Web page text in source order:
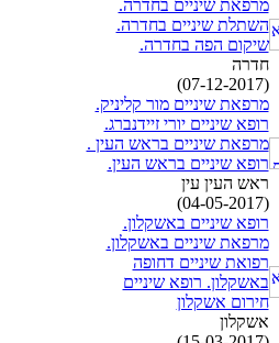
מרפאת שיניים בחדרה.
השתלת שיניים בחדרה.
שיקום הפה בחדרה.
חדרה
(07-12-2017)
מרפאת שיניים מור קליניק.
רופא שיניים יורי זיידנברג.
מרפאת שיניים בראש העין .
רופא שיניים בראש העין.
ראש העין עין
(04-05-2017)
רופא שיניים באשקלון.
מרפאת שיניים באשקלון.
רפואת שיניים דחופה
באשקלון. רופא שיניים
חירום אשקלון
אשקלון